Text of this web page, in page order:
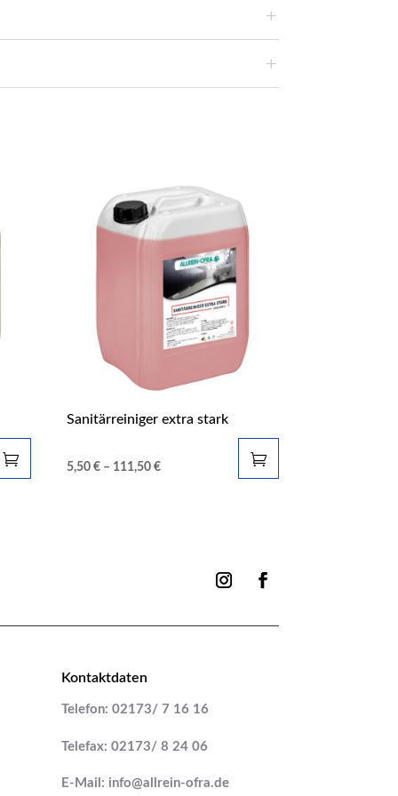
Sanitärreiniger extra stark
5,50€ – 111,50€
Kontaktdaten
Telefon: 02173/ 7 16 16
Telefax: 02173/ 8 24 06
E-Mail: info@allrein-ofra.de